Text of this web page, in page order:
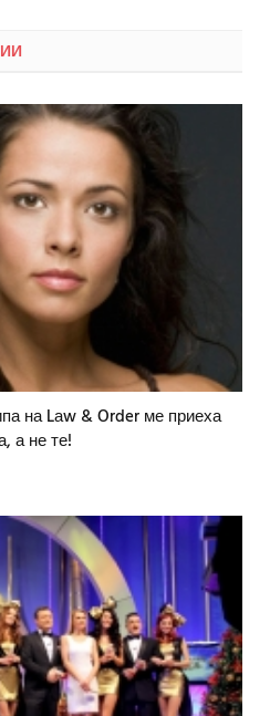
на Lаw & Order ме приеха
а не те!